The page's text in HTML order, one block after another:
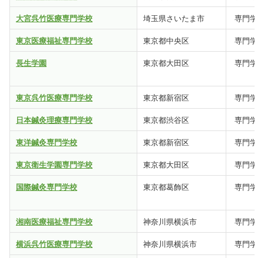
大宮呉竹医療専門学校
埼玉県さいたま市
専門学
東京医療福祉専門学校
東京都中央区
専門学
長生学園
東京都大田区 専門学
東京呉竹医療専門学校 東京都新宿区
専門学
日本鍼灸理療専門学校
東京都渋谷区
専門学
東洋鍼灸専門学校
東京都新宿区
専門学
東京衛生学園専門学校
東京都大田区
専門学
国際鍼灸専門学校
東京都葛飾区 専門学
湘南医療福祉専門学校 神奈川県横浜市
専門学
横浜呉竹医療専門学校
神奈川県横浜市 専門学